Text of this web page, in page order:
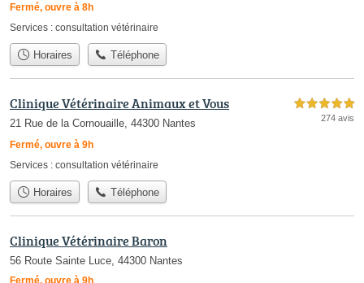
Fermé, ouvre à 8h
Services : consultation vétérinaire
Horaires Téléphone
Clinique Vétérinaire Animaux et Vous
21 Rue de la Cornouaille, 44300 Nantes
Fermé, ouvre à 9h
5,0 étoiles sur 5
274 avis
Services : consultation vétérinaire
Horaires Téléphone
Clinique Vétérinaire Baron
56 Route Sainte Luce, 44300 Nantes